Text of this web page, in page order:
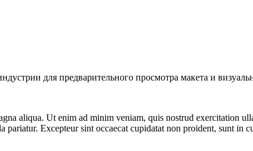
для предварительного просмотра макета и
aliqua. Ut enim ad minim veniam, quis nostrud exercitation
Excepteur sint occaecat cupidatat non proident, sunt in